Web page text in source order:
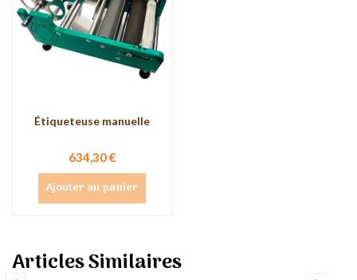
Étiqueteuse manuelle
634,30 €
Ajouter au panier
Articles Similaires